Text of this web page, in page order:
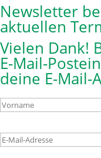
Newsletter
aktuellen
Vielen Dank!
E-Mail-
deine E-Mail-